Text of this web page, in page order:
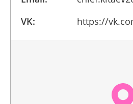
VK:
https://